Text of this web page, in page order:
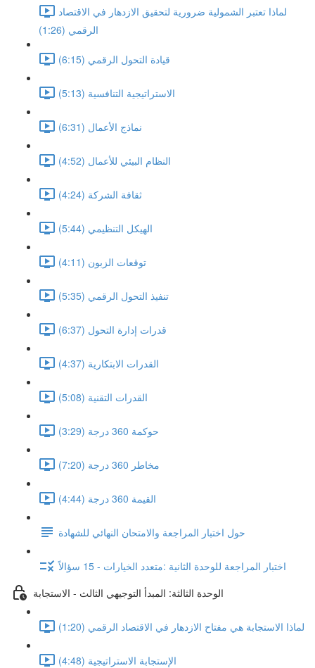
لماذا تعتبر الشمولية ضرورية لتحقيق الازدهار في الاقتصاد
الرقمي (1:26)
قيادة التحول الرقمي (6:15)
الاستراتيجية التنافسية (5:13)
نماذج الأعمال (6:31)
النظام البيئي للأعمال (4:52)
ثقافة الشركة (4:24)
الهيكل التنظيمي (5:44)
توقعات الزبون (4:11)
تنفيذ التحول الرقمي (5:35)
قدرات إدارة التحول (6:37)
القدرات الابتكارية (4:37)
القدرات التقنية (5:08)
حوكمة 360 درجة (3:29)
مخاطر 360 درجة (7:20)
القيمة 360 درجة (4:44)
حول اختبار المراجعة والامتحان النهائي للشهادة
اختبار المراجعة للوحدة الثانية :متعدد الخيارات - 15 سؤالاً
الوحدة الثالثة: المبدأ التوجيهي الثالث - الاستجابة
لماذا الاستجابة هي مفتاح الازدهار في الاقتصاد الرقمي (1:20)
الإستجابة الاستراتيجية (4:48)